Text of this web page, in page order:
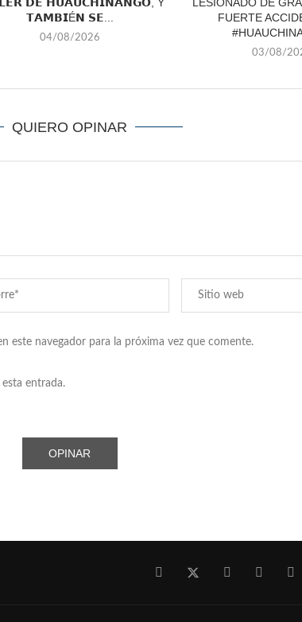
𝗗𝗘 𝗛𝗨𝗔𝗨𝗖𝗛𝗜𝗡𝗔𝗡𝗚𝗢, Y
𝗧𝗔𝗠𝗕𝗜É𝗡 𝗦𝗘...
04/08/2026
LESIONADO DE
FUERTE
03/08/
QUIERO OPINAR
este navegador para la próxima vez que comente.
entrada.